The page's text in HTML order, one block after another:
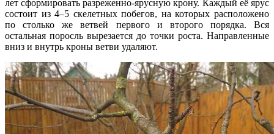
лет сформировать разреженно-ярусную крону. Каждый её ярус
состоит из 4–5 скелетных побегов, на которых расположено
по столько же ветвей первого и второго порядка. Вся
остальная поросль вырезается до точки роста. Направленные
вниз и внутрь кроны ветви удаляют.